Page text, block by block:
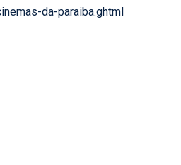
da-paraiba.ghtml